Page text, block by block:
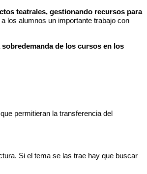
teatrales, gestionando recursos para
los alumnos un importante trabajo con
sobredemanda de los cursos en los
permitieran la transferencia del
Si el tema se las trae hay que buscar